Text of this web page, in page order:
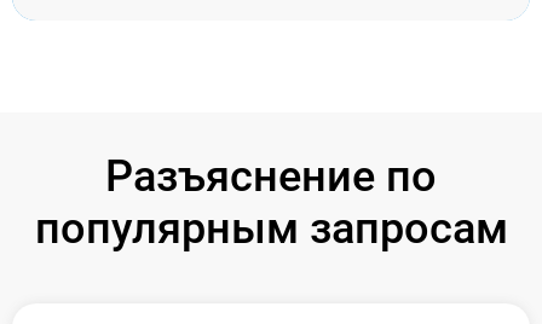
Разъяснение по
популярным запросам